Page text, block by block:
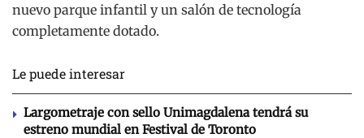
nuevo parque infantil y un salón de tecnología
completamente dotado.
Le puede interesar
Largometraje con sello Unimagdalena tendrá su
estreno mundial en Festival de Toronto